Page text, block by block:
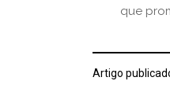
que
Artigo